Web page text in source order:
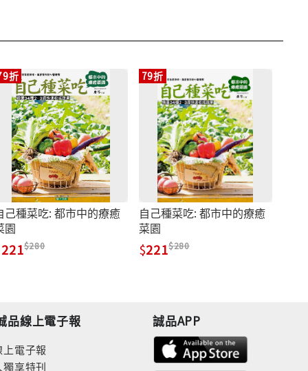
折
己種菜吃: 都市中的療癒
園
221 280
79折
自己種菜吃: 都市中的療癒
菜園
221 280
品線上電子報
電子報
享特刊
誠品APP